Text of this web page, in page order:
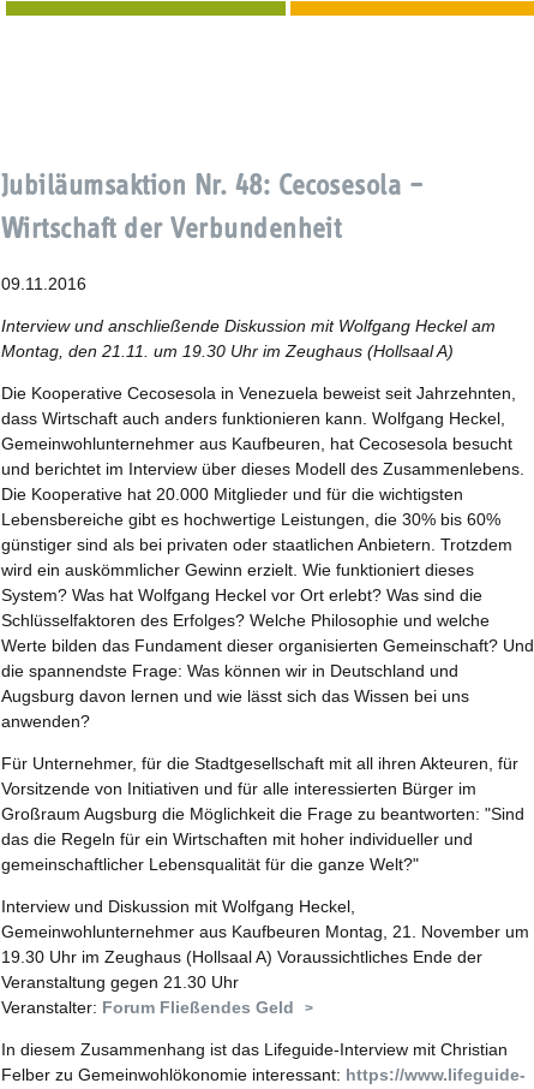
Jubiläumsaktion Nr. 48: Cecosesola –
Wirtschaft der Verbundenheit
09.11.2016
Interview und anschließende Diskussion mit Wolfgang Heckel am
Montag, den 21.11. um 19.30 Uhr im Zeughaus (Hollsaal A)
Die Kooperative Cecosesola in Venezuela beweist seit Jahrzehnten,
dass Wirtschaft auch anders funktionieren kann. Wolfgang Heckel,
Gemeinwohlunternehmer aus Kaufbeuren, hat Cecosesola besucht
und berichtet im Interview über dieses Modell des Zusammenlebens.
Die Kooperative hat 20.000 Mitglieder und für die wichtigsten
Lebensbereiche gibt es hochwertige Leistungen, die 30% bis 60%
günstiger sind als bei privaten oder staatlichen Anbietern. Trotzdem
wird ein auskömmlicher Gewinn erzielt. Wie funktioniert dieses
System? Was hat Wolfgang Heckel vor Ort erlebt? Was sind die
Schlüsselfaktoren des Erfolges? Welche Philosophie und welche
Werte bilden das Fundament dieser organisierten Gemeinschaft? Und
die spannendste Frage: Was können wir in Deutschland und
Augsburg davon lernen und wie lässt sich das Wissen bei uns
anwenden?
Für Unternehmer, für die Stadtgesellschaft mit all ihren Akteuren, für
Vorsitzende von Initiativen und für alle interessierten Bürger im
Großraum Augsburg die Möglichkeit die Frage zu beantworten: "Sind
das die Regeln für ein Wirtschaften mit hoher individueller und
gemeinschaftlicher Lebensqualität für die ganze Welt?"
Interview und Diskussion mit Wolfgang Heckel,
Gemeinwohlunternehmer aus Kaufbeuren Montag, 21. November um
19.30 Uhr im Zeughaus (Hollsaal A) Voraussichtliches Ende der
Veranstaltung gegen 21.30 Uhr
Veranstalter: Forum Fließendes Geld
In diesem Zusammenhang ist das Lifeguide-Interview mit Christian
Felber zu Gemeinwohlökonomie interessant: https://www.lifeguide-